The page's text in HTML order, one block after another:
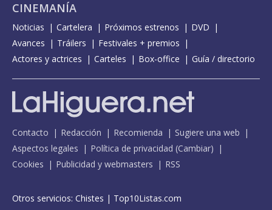
CINEMANÍA
Noticias Cartelera Próximos estrenos
DVD
Avances
Tráilers
Festivales + premios
Actores y actrices
Carteles Box-office Guía / directorio
Contacto Redacción Recomienda
Sugiere una web
Aspectos legales
Política de privacidad (Cambiar)
Cookies
Publicidad y webmasters RSS
Otros servicios: Chistes | Top10Listas.com